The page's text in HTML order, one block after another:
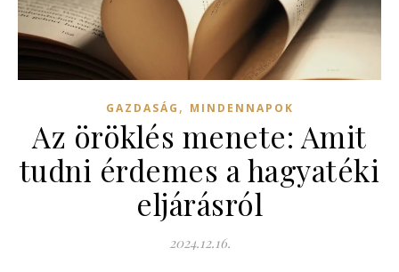
GAZDASÁG , MINDENNAPOK
Az öröklés menete: Amit
tudni érdemes a hagyatéki
eljárásról
2024.12.16.